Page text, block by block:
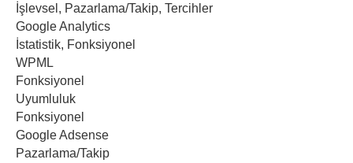
İşlevsel, Pazarlama/Takip, Tercihler
Google Analytics
İstatistik, Fonksiyonel
WPML
Fonksiyonel
Uyumluluk
Fonksiyonel
Google Adsense
Pazarlama/Takip